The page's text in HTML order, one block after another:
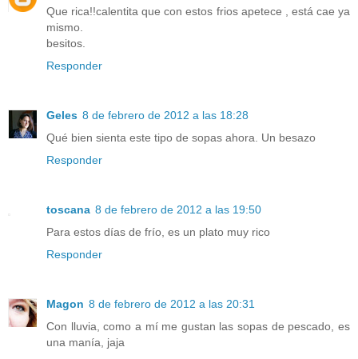
Que rica!!calentita que con estos frios apetece , está cae ya
mismo.
besitos.
Responder
Geles 8 de febrero de 2012 a las 18:28
Qué bien sienta este tipo de sopas ahora. Un besazo
Responder
toscana 8 de febrero de 2012 a las 19:50
Para estos días de frío, es un plato muy rico
Responder
Magon 8 de febrero de 2012 a las 20:31
Con lluvia, como a mí me gustan las sopas de pescado, es
una manía, jaja